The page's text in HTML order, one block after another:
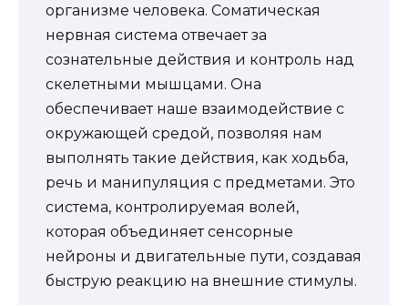
организме человека. Соматическая
нервная система отвечает за
сознательные действия и контроль над
скелетными мышцами. Она
обеспечивает наше взаимодействие с
окружающей средой, позволяя нам
выполнять такие действия, как ходьба,
речь и манипуляция с предметами. Это
система, контролируемая волей,
которая объединяет сенсорные
нейроны и двигательные пути, создавая
быструю реакцию на внешние стимулы.